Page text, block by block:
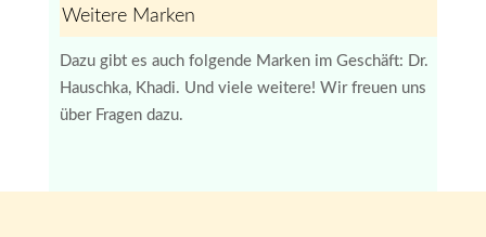
Weitere Marken
Dazu gibt es auch folgende Marken im Geschäft: Dr.
Hauschka, Khadi. Und viele weitere! Wir freuen uns
über Fragen dazu.